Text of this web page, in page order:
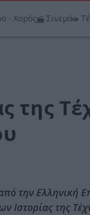
- Χορός Σινεμά
της
την Ελληνική
Ιστορίας της